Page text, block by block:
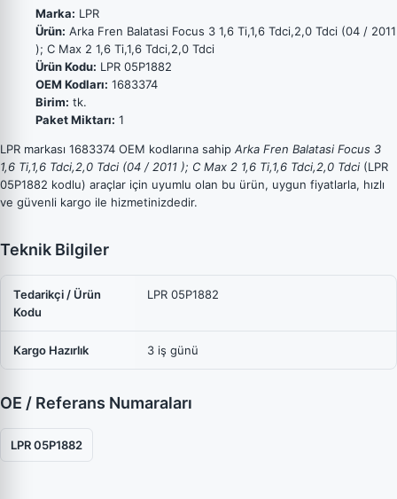
Marka: LPR
Ürün: Arka Fren Balatasi Focus 3 1,6 Ti,1,6 Tdci,2,0 Tdci (04 / 2011
); C Max 2 1,6 Ti,1,6 Tdci,2,0 Tdci
Ürün Kodu: LPR 05P1882
OEM Kodları: 1683374
Birim: tk.
Paket Miktarı: 1
LPR markası 1683374 OEM kodlarına sahip Arka Fren Balatasi Focus 3
1,6 Ti,1,6 Tdci,2,0 Tdci (04 / 2011 ); C Max 2 1,6 Ti,1,6 Tdci,2,0 Tdci (LPR
05P1882 kodlu) araçlar için uyumlu olan bu ürün, uygun fiyatlarla, hızlı
ve güvenli kargo ile hizmetinizdedir.
Teknik Bilgiler
Tedarikçi / Ürün
Kodu
LPR 05P1882
Kargo Hazırlık 3 iş günü
OE / Referans Numaraları
LPR 05P1882